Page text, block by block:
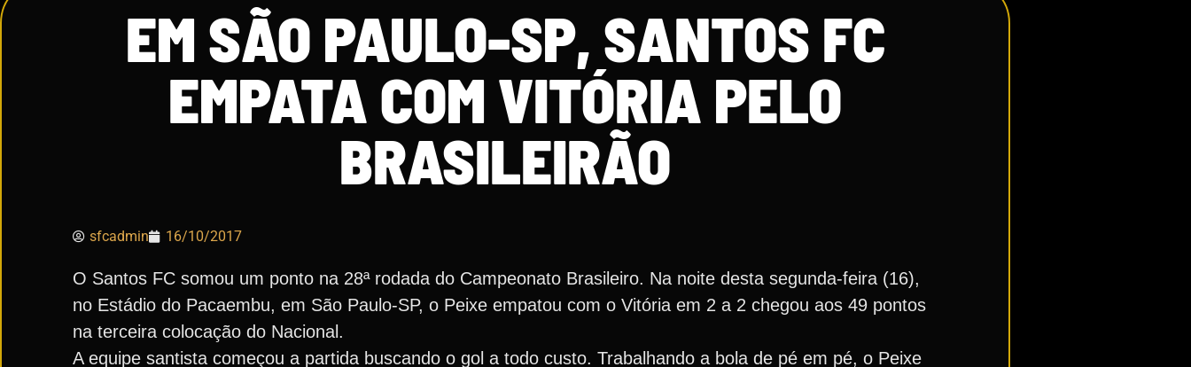
EM SÃO PAULO-SP, SANTOS FC
EMPATA COM VITÓRIA PELO
BRASILEIRÃO
sfcadmin 16/10/2017
O Santos FC somou um ponto na 28ª rodada do Campeonato Brasileiro. Na noite desta segunda-feira (16),
no Estádio do Pacaembu, em São Paulo-SP, o Peixe empatou com o Vitória em 2 a 2 chegou aos 49 pontos
na terceira colocação do Nacional.
A equipe santista começou a partida buscando o gol a todo custo. Trabalhando a bola de pé em pé, o Peixe